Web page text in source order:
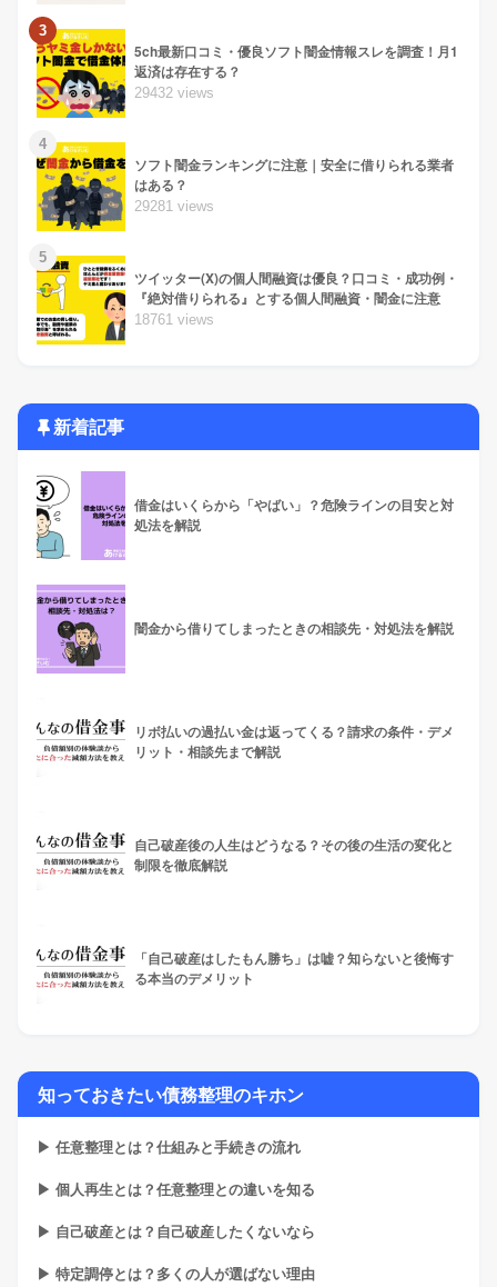
3
5ch最新口コミ・優良ソフト闇金情報スレを調査！月1
返済は存在する？
29432 views
4
ソフト闇金ランキングに注意｜安全に借りられる業者
はある？
29281 views
5
ツイッター(X)の個人間融資は優良？口コミ・成功例・
『絶対借りられる』とする個人間融資・闇金に注意
18761 views
新着記事
借金はいくらから「やばい」？危険ラインの目安と対
処法を解説
闇金から借りてしまったときの相談先・対処法を解説
リボ払いの過払い金は返ってくる？請求の条件・デメ
リット・相談先まで解説
自己破産後の人生はどうなる？その後の生活の変化と
制限を徹底解説
「自己破産はしたもん勝ち」は嘘？知らないと後悔す
る本当のデメリット
知っておきたい債務整理のキホン
▶ 任意整理とは？仕組みと手続きの流れ
▶ 個人再生とは？任意整理との違いを知る
▶ 自己破産とは？自己破産したくないなら
▶ 特定調停とは？多くの人が選ばない理由